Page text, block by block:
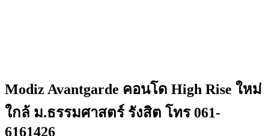
Modiz Avantgarde คอนโด High Rise ใหม่
ใกล้ ม.ธรรมศาสตร์ รังสิต โทร 061-
6161426